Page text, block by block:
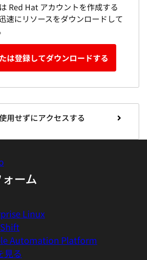
Red Hat アカウントを作成する
速にリソースをダウンロードして
は登録してダウンロードする
用せずにアクセスする
ーム
Linux
Automation Platform
見る